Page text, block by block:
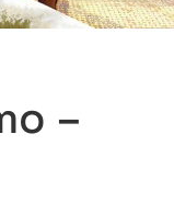
–